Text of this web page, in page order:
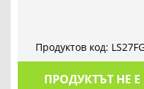
Продуктов код:
ПРОДУКТЪТ НЕ